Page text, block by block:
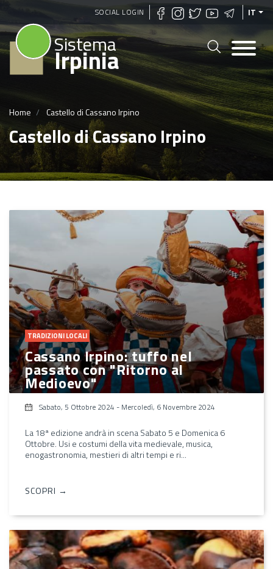
Salta
al
contenuto
principale
SOCIAL LOGIN IT
Sistema
Irpinia
Home Castello di Cassano Irpino
Castello di Cassano Irpino
TRADIZIONI LOCALI
Cassano Irpino: tuffo nel
passato con "Ritorno al
Medioevo"
Sabato, 5 Ottobre 2024 - Mercoledì, 6 Novembre 2024
La 18ª edizione andrà in scena Sabato 5 e Domenica 6
Ottobre. Usi e costumi della vita medievale, musica,
enogastronomia, mestieri di altri tempi e ri...
SCOPRI →